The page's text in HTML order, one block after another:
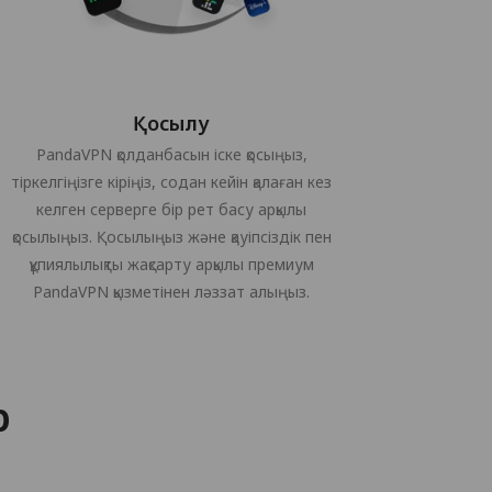
Қосылу
PandaVPN қолданбасын іске қосыңыз,
тіркелгіңізге кіріңіз, содан кейін қалаған кез
келген серверге бір рет басу арқылы
қосылыңыз. Қосылыңыз және қауіпсіздік пен
құпиялылықты жақсарту арқылы премиум
PandaVPN қызметінен ләззат алыңыз.